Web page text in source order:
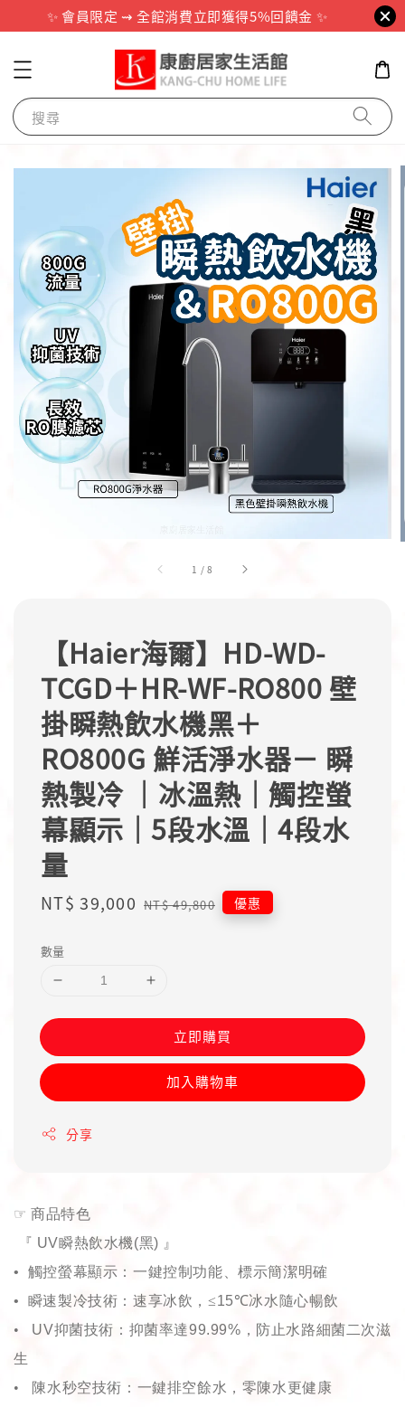
✨ 會員限定 ⇝ 全館消費立即獲得5%回饋金 ✨
搜尋
1 /8
【Haier海爾】HD-WD-
TCGD＋HR-WF-RO800 壁
掛瞬熱飲水機黑＋
RO800G 鮮活淨水器－ 瞬
熱製冷 ｜冰溫熱｜觸控螢
幕顯示｜5段水溫｜4段水
量
Sale
NT$ 39,000 Regular
NT$ 49,800 優惠
數量
立即購買
加入購物車
分享
☞ 商品特色
『 UV瞬熱飲水機(黑) 』
• 觸控螢幕顯示：一鍵控制功能、標示簡潔明確
• 瞬速製冷技術：速享冰飲，≤15℃冰水隨心暢飲
• UV抑菌技術：抑菌率達99.99% ，防止水路細菌二次滋
生
•
陳水秒空技術：一鍵排空餘水，零陳水更健康